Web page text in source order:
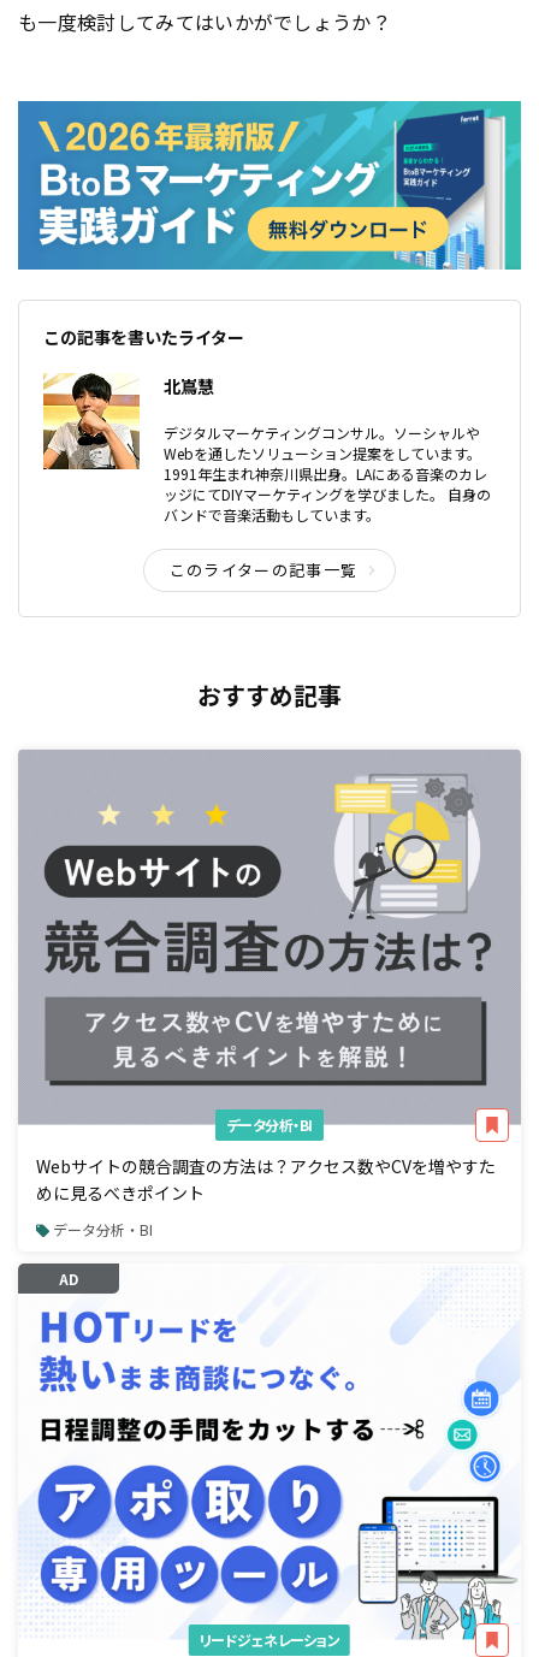
も一度検討してみてはいかがでしょうか？
この記事を書いたライター
北嶌慧
デジタルマーケティングコンサル。ソーシャルや
Webを通したソリューション提案をしています。
1991年生まれ神奈川県出身。LAにある音楽のカレ
ッジにてDIYマーケティングを学びました。 自身の
バンドで音楽活動もしています。
このライターの記事一覧
おすすめ記事
データ分析・BI
Webサイトの競合調査の方法は？アクセス数やCVを増やすた
めに見るべきポイント
データ分析・BI
AD
リードジェネレーション